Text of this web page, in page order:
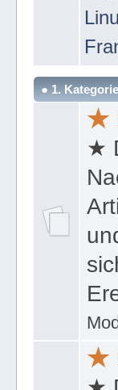
● 1.
★
★
★